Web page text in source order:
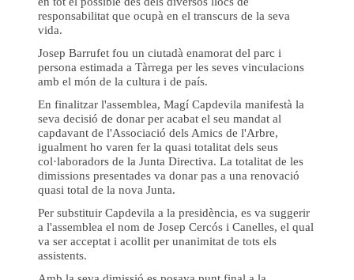
responsabilitat que ocupà en el transcurs de la seva
vida.
Josep Barrufet fou un ciutadà enamorat del parc i
persona estimada a Tàrrega per les seves vinculacions
amb el món de la cultura i de país.
En finalitzar l'assemblea, Magí Capdevila manifestà la
seva decisió de donar per acabat el seu mandat al
capdavant de l'Associació dels Amics de l'Arbre,
igualment ho varen fer la quasi totalitat dels seus
col·laboradors de la Junta Directiva. La totalitat de les
dimissions presentades va donar pas a una renovació
quasi total de la nova Junta.
Per substituir Capdevila a la presidència, es va suggerir
a l'assemblea el nom de Josep Cercós i Canelles, el qual
va ser acceptat i acollit per unanimitat de tots els
assistents.